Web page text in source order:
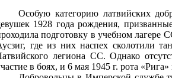
Особую категорию латвийских
1928 года рождения,
подготовку в учебном лагере
где из них наспех сколотили
легиона СС. Однако
в боях, и 6 мая 1945 г. рота